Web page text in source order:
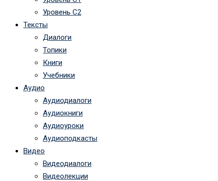
Уровень C2
Тексты
Диалоги
Топики
Книги
Учебники
Аудио
Аудиодиалоги
Аудиокниги
Аудиоуроки
Аудиоподкасты
Видео
Видеодиалоги
Видеолекции